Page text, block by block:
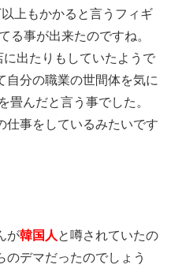
上もかかると言うフィギ
る事が出来たのですね。
に出たりもしていたようで
自分の職業の世間体を気に
畳んだと言う事でした。
仕事をしているみたいです
が韓国人 と噂されていたの
のデマだったのでしょう